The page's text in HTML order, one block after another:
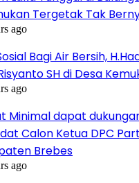
Tergetak Tak
ago
Bagi Air Bersih,
SH di Desa
ago
Minimal dapat
Calon Ketua DPC
Brebes
ago